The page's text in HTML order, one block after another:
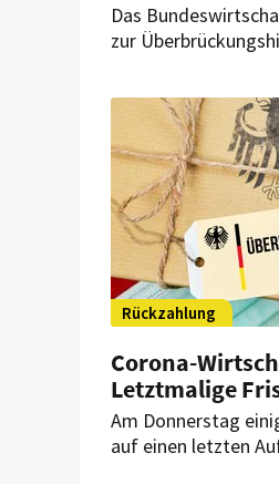
Das
zur
sofort.
Rückzahlung
Corona-
Letztmalige
Am Donnerstag
auf einen letzten